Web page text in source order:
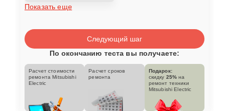
Показать еще
Следующий шаг
По окончанию теста вы получаете:
Расчет стоимости
ремонта Mitsubishi
Electric
Расчет сроков
ремонта
Подарок:
скидку 25% на
ремонт техники
Mitsubishi Electric